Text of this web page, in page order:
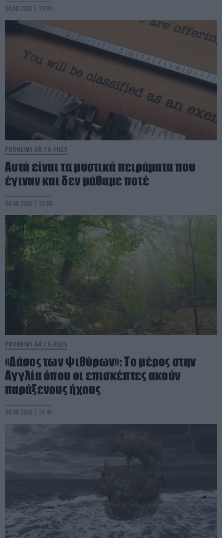
04.08.2026 | 19:30
PRONEWS.GR /X-FILES
Αυτά είναι τα μυστικά πειράματα που
έγιναν και δεν μάθαμε ποτέ
04.08.2026 | 15:00
PRONEWS.GR /X-FILES
«Δάσος των ψιθύρων»: Το μέρος στην
Αγγλία όπου οι επισκέπτες ακούν
παράξενους ήχους
04.08.2026 | 14:45